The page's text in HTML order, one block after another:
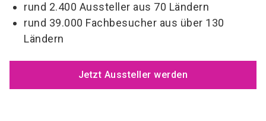
rund 2.400 Aussteller aus 70 Ländern
rund 39.000 Fachbesucher aus über 130
Ländern
Jetzt Aussteller werden